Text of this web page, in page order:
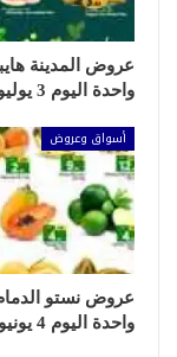
عروض المدينة
واحدة اليوم 3 يوليو 2024
أسواق وعروض
عروض نستو
واحدة اليوم 4 يونيو 2024